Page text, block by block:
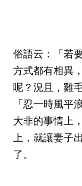
俗語云：「若
方式都有相異
呢？況且，雞
「忍一時風平
大非的事情上
上，就讓妻子
了。